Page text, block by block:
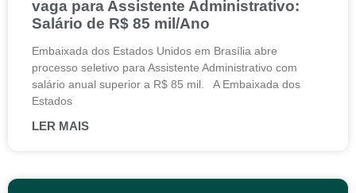
vaga para Assistente Administrativo:
Salário de R$ 85 mil/Ano
Embaixada dos Estados Unidos em Brasília abre
processo seletivo para Assistente Administrativo com
salário anual superior a R$ 85 mil. A Embaixada dos
Estados
LER MAIS